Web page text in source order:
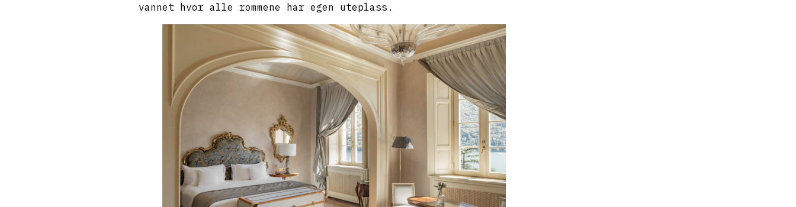
vannet hvor alle rommene har egen uteplass.